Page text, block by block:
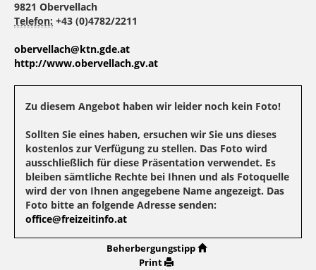
9821 Obervellach
Telefon: +43 (0)4782/2211
obervellach@ktn.gde.at
http://www.obervellach.gv.at
Zu diesem Angebot haben wir leider noch kein Foto!
Sollten Sie eines haben, ersuchen wir Sie uns dieses
kostenlos zur Verfügung zu stellen. Das Foto wird
ausschließlich für diese Präsentation verwendet. Es
bleiben sämtliche Rechte bei Ihnen und als Fotoquelle
wird der von Ihnen angegebene Name angezeigt. Das
Foto bitte an folgende Adresse senden:
office@freizeitinfo.at
Beherbergungstipp
Print